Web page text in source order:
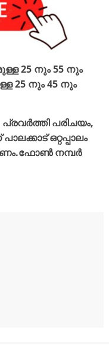
25 നും 55 നും
25 നും 45 നും
പരിചയം,
ഒറ്റപ്പാലം
നമ്പർ